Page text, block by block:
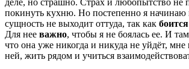
деле, но страшно. Страх и любопытство не
покинуть кухню. Но постепенно я начинаю
сущность не выходит оттуда, так как
Для нее важно, чтобы я не боялась ее. И
что она уже никогда и никуда не уйдёт,
ней, жить рядом и учиться